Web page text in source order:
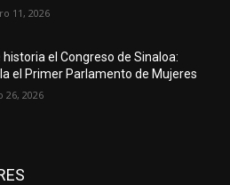
11, 2026
historia el Congreso de Sinaloa:
el Primer Parlamento de Mujeres
26, 2026